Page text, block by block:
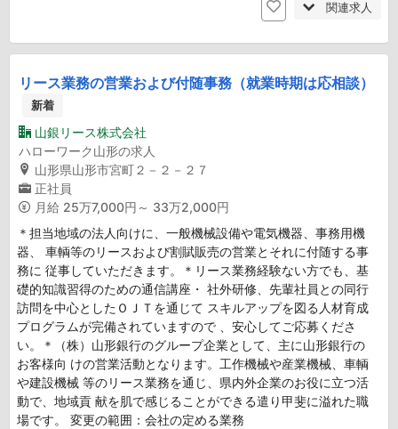
関連求人
リース業務の営業および付随事務（就業時期は応相談）
新着
山銀リース株式会社
ハローワーク山形の求人
山形県山形市宮町２－２－２７
正社員
月給 25万7,000円～ 33万2,000円
＊担当地域の法人向けに、一般機械設備や電気機器、事務用機
器、 車輌等のリースおよび割賦販売の営業とそれに付随する事
務に 従事していただきます。＊リース業務経験ない方でも、基
礎的知識習得のための通信講座・ 社外研修、先輩社員との同行
訪問を中心としたＯＪＴを通じて スキルアップを図る人材育成
プログラムが完備されていますので 、安心してご応募くださ
い。＊（株）山形銀行のグループ企業として、主に山形銀行の
お客様向 けの営業活動となります。工作機械や産業機械、車輌
や建設機械 等のリース業務を通じ、県内外企業のお役に立つ活
動で、地域貢 献を肌で感じることができる遣り甲斐に溢れた職
場です。 変更の範囲：会社の定める業務